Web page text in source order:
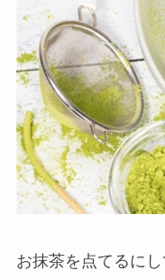
お抹茶を点てるに